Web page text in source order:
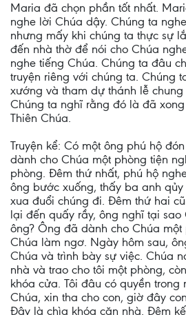
Maria đã chọn phần tốt nhất.
nghe lời Chúa dậy. Chúng ta
nhưng mấy khi chúng ta thực sự
đến nhà thờ để nói cho Chúa
nghe tiếng Chúa. Chúng ta đâu
truyện riêng với chúng ta. Chúng
xướng và tham dự thánh lễ chung
Chúng ta nghĩ rằng đó là đã
Thiên Chúa.
Truyện kể: Có một ông phú hộ
dành cho Chúa một phòng tiện
phòng. Đêm thứ nhất, phú hộ
ông bước xuống, thấy ba anh
xua đuổi chúng đi. Đêm thứ hai
lại đến quấy rầy, ông nghĩ tại
ông? Ông đã dành cho Chúa
Chúa làm ngơ. Ngày hôm sau,
Chúa và trình bày sự việc. Chúa
nhà và trao cho tôi một phòng,
khóa cửa. Tôi đâu có quyền trong
Chúa, xin tha cho con, giờ đây
Đây là chìa khóa căn nhà. Đêm